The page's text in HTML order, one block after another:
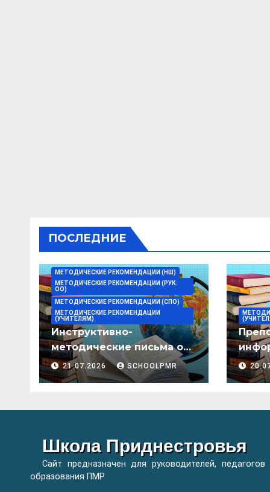
ПОСЛЕДНИЕ
МЕТОДИЧЕСКИЕ РЕКОМЕНДАЦИИ (НШ)
МЕТОДИЧЕСКИЕ РЕКОМЕНДАЦИИ (РУК.
ОО)
МЕТОДИЧЕСКИЕ РЕКОМЕНДАЦИИ (СПО)
МЕТОДИЧЕСКИЕ РЕКОМЕНДАЦИИ
(УЧИТЕЛЯМ)
Инструктивно-
методические письма о
преподавании учебных
предметов/дисциплин в
образования ПМР на
21.07.2026 SCHOOLPMR
Школа Приднестровья
Сайт предназначен для руководителей,
образования ПМР